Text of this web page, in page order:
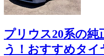
プリウス20系の
う！おすすめタイ